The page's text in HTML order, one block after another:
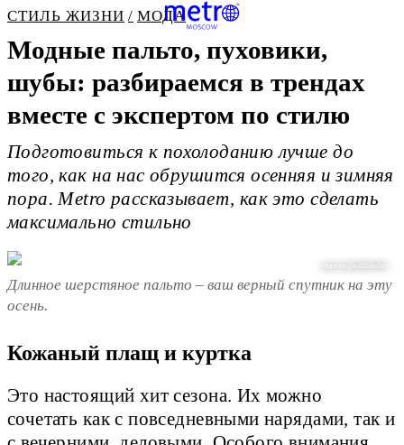
СТИЛЬ ЖИЗНИ МОДА
Модные пальто, пуховики,
шубы: разбираемся в трендах
вместе с экспертом по стилю
Подготовиться к похолоданию лучше до
того, как на нас обрушится осенняя и зимняя
пора. Metro рассказывает, как это сделать
максимально стильно
соцсети @emilisindlev
Длинное шерстяное пальто – ваш верный спутник на эту
осень.
Кожаный плащ и куртка
Это настоящий хит сезона. Их можно
сочетать как с повседневными нарядами, так и